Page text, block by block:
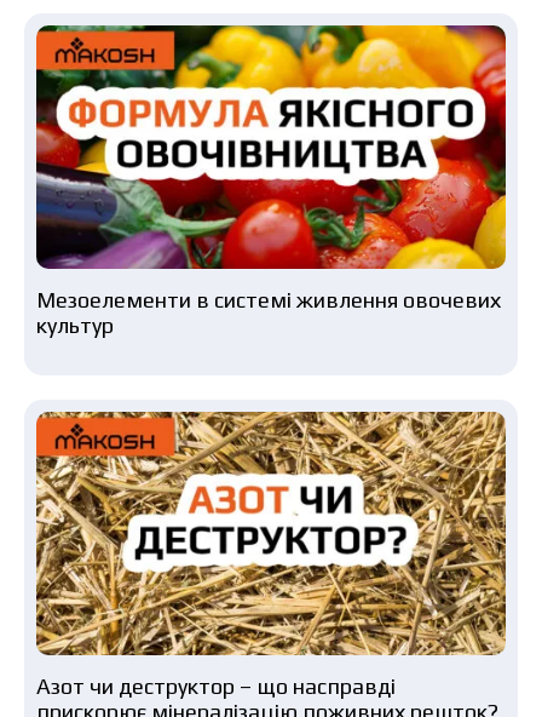
Мезоелементи в системі живлення овочевих
культур
Азот чи деструктор – що насправді
прискорює мінералізацію поживних решток?